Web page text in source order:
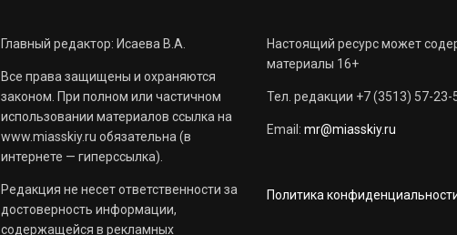
Главный редактор: Исаева В.А.
Все права защищены и охраняются
законом. При полном или частичном
использовании материалов ссылка на
www.miasskiy.ru обязательна (в
интернете — гиперссылка).
Редакция не несет ответственности за
достоверность информации,
содержащейся в рекламных
Настоящий ресурс может
материалы 16+
Тел. редакции +7 (3513) 57-23-
Email: mr@miasskiy.ru
Политика